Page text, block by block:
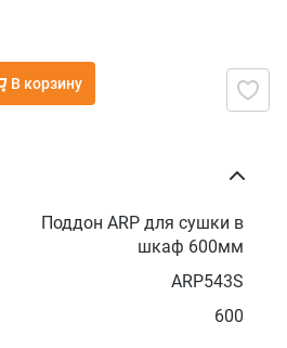
В корзину
Поддон ARP для сушки в
шкаф 600мм
ARP543S
600